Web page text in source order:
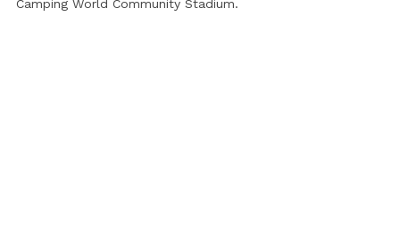
Camping World Community Stadium.